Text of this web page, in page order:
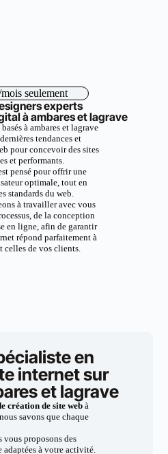
seulement
experts
à ambares et lagrave
basés à ambares et lagrave
tendances et
pour concevoir des sites
et performants.
pensé pour offrir une
optimale, tout en
standards du web.
à travailler avec vous
de la conception
en ligne, afin de garantir
répond parfaitement à
celles de vos clients.
en
internet sur
et lagrave
création de site webà
savons que chaque
vous proposons des
adaptées à votre activité.